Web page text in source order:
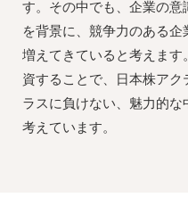
す。その中でも、企業の
を背景に、競争力のある
増えてきていると考えま
資することで、日本株ア
ラスに負けない、魅力的
考えています。